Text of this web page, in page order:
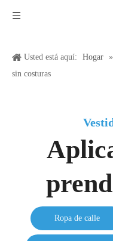
Usted está aquí: Hogar »
sin costuras
Ropa de calle